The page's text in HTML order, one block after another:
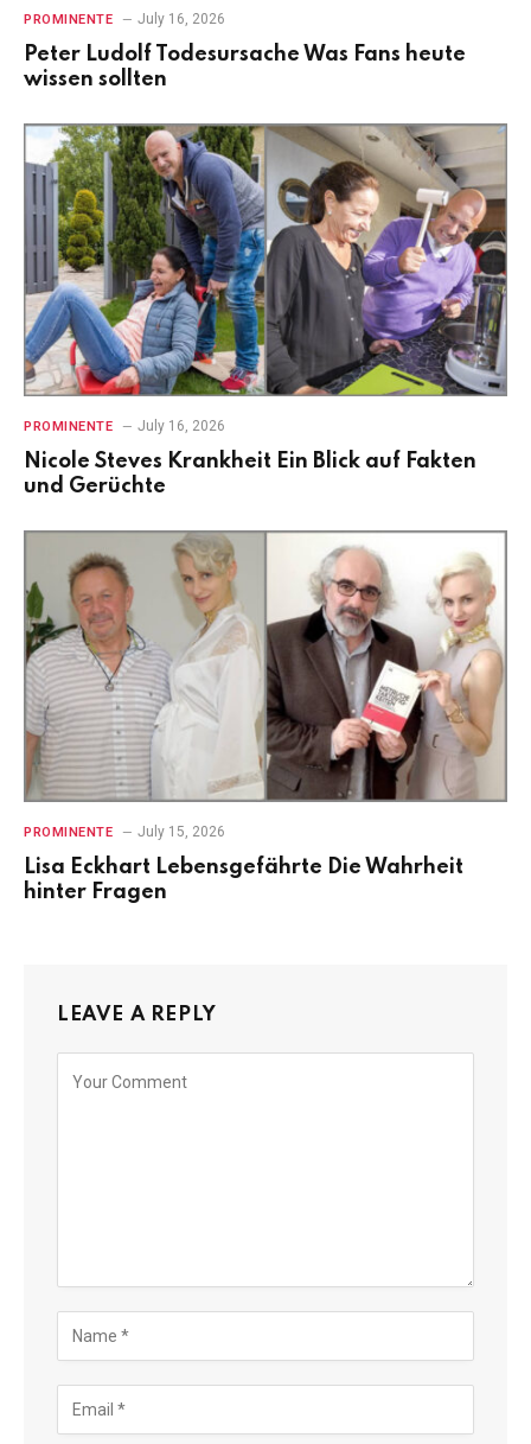
PROMINENTE July 16, 2026
Peter Ludolf Todesursache Was Fans heute
wissen sollten
PROMINENTE July 16, 2026
Nicole Steves Krankheit Ein Blick auf Fakten
und Gerüchte
PROMINENTE July 15, 2026
Lisa Eckhart Lebensgefährte Die Wahrheit
hinter Fragen
LEAVE A REPLY